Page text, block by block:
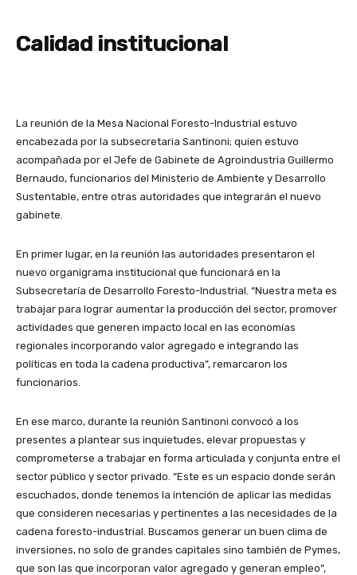
Calidad institucional
La reunión de la Mesa Nacional Foresto-Industrial estuvo
encabezada por la subsecretaria Santinoni; quien estuvo
acompañada por el Jefe de Gabinete de Agroindustria Guillermo
Bernaudo, funcionarios del Ministerio de Ambiente y Desarrollo
Sustentable, entre otras autoridades que integrarán el nuevo
gabinete.
En primer lugar, en la reunión las autoridades presentaron el
nuevo organigrama institucional que funcionará en la
Subsecretaría de Desarrollo Foresto-Industrial. “Nuestra meta es
trabajar para lograr aumentar la producción del sector, promover
actividades que generen impacto local en las economías
regionales incorporando valor agregado e integrando las
políticas en toda la cadena productiva”, remarcaron los
funcionarios.
En ese marco, durante la reunión Santinoni convocó a los
presentes a plantear sus inquietudes, elevar propuestas y
comprometerse a trabajar en forma articulada y conjunta entre el
sector público y sector privado. “Este es un espacio donde serán
escuchados, donde tenemos la intención de aplicar las medidas
que consideren necesarias y pertinentes a las necesidades de la
cadena foresto-industrial. Buscamos generar un buen clima de
inversiones, no solo de grandes capitales sino también de Pymes,
que son las que incorporan valor agregado y generan empleo”,